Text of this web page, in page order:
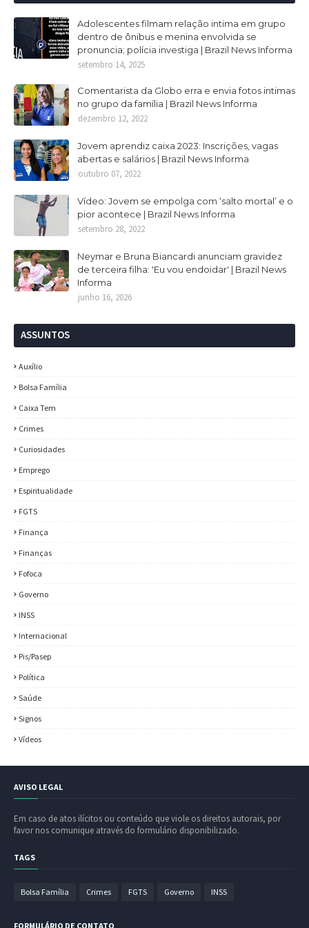
Adolescentes filmam relação intima em grupo
dentro de ônibus e menina envolvida se
pronuncia; polícia investiga | Brazil News Informa
setembro 14, 2025
Comentarista da Globo erra e envia fotos intimas
no grupo da família | Brazil News Informa
dezembro 12, 2022
Jovem aprendiz caixa 2023: Inscrições, vagas
abertas e salários | Brazil News Informa
outubro 07, 2022
Vídeo: Jovem se empolga com ‘salto mortal’ e o
pior acontece | Brazil News Informa
setembro 28, 2022
Neymar e Bruna Biancardi anunciam gravidez
de terceira filha: 'Eu vou endoidar' | Brazil News
Informa
junho 16, 2026
ASSUNTOS
Auxílio
Bolsa Família
Caixa Tem
Crimes
Curiosidades
Emprego
Espiritualidade
FGTS
Finança
Finanças
Fofoca
Governo
INSS
Internacional
Pis/Pasep
Política
Saúde
Signos
Vídeos
AVISO LEGAL
Em caso de atos ilícitos ou conteúdo que viole os direitos autorais, por
favor nos comunique através do formulário disponibilizado.
TAGS
Bolsa Família Crimes FGTS Governo INSS
FORMULÁRIO DE CONTATO